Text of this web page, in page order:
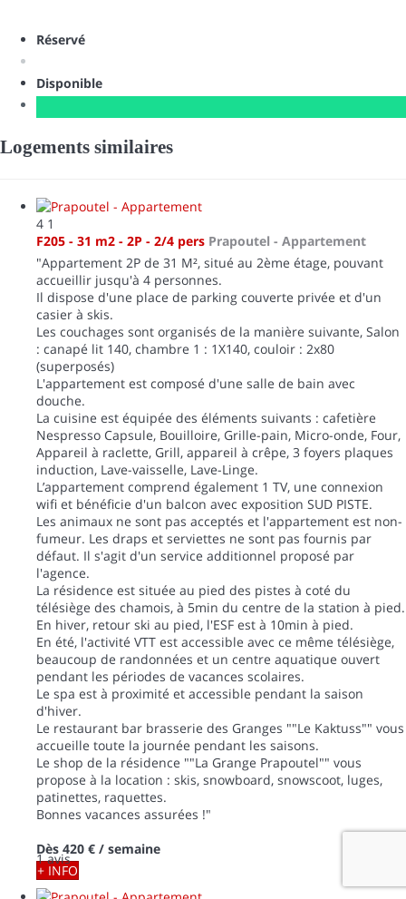
Réservé
Disponible
Logements similaires
4 1
F205 - 31 m2 - 2P - 2/4 pers Prapoutel - Appartement
"Appartement 2P de 31 M², situé au 2ème étage, pouvant
accueillir jusqu'à 4 personnes.
Il dispose d'une place de parking couverte privée et d'un
casier à skis.
Les couchages sont organisés de la manière suivante, Salon
: canapé lit 140, chambre 1 : 1X140, couloir : 2x80
(superposés)
L'appartement est composé d'une salle de bain avec
douche.
La cuisine est équipée des éléments suivants : cafetière
Nespresso Capsule, Bouilloire, Grille-pain, Micro-onde, Four,
Appareil à raclette, Grill, appareil à crêpe, 3 foyers plaques
induction, Lave-vaisselle, Lave-Linge.
L’appartement comprend également 1 TV, une connexion
wifi et bénéficie d'un balcon avec exposition SUD PISTE.
Les animaux ne sont pas acceptés et l'appartement est non-
fumeur. Les draps et serviettes ne sont pas fournis par
défaut. Il s'agit d'un service additionnel proposé par
l'agence.
La résidence est située au pied des pistes à coté du
télésiège des chamois, à 5min du centre de la station à pied.
En hiver, retour ski au pied, l'ESF est à 10min à pied.
En été, l'activité VTT est accessible avec ce même télésiège,
beaucoup de randonnées et un centre aquatique ouvert
pendant les périodes de vacances scolaires.
Le spa est à proximité et accessible pendant la saison
d'hiver.
Le restaurant bar brasserie des Granges ""Le Kaktuss"" vous
accueille toute la journée pendant les saisons.
Le shop de la résidence ""La Grange Prapoutel"" vous
propose à la location : skis, snowboard, snowscoot, luges,
patinettes, raquettes.
Bonnes vacances assurées !"
1 avis
Dès 420 € / semaine
+ INFO